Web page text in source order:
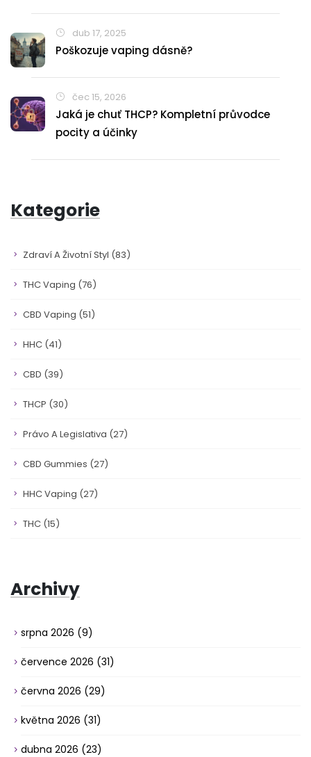
dub 17, 2025
Poškozuje vaping dásně?
čec 15, 2026
Jaká je chuť THCP? Kompletní průvodce
pocity a účinky
Kategorie
Zdraví A Životní Styl (83)
THC Vaping (76)
CBD Vaping (51)
HHC (41)
CBD (39)
THCP (30)
Právo A Legislativa (27)
CBD Gummies (27)
HHC Vaping (27)
THC (15)
Archivy
srpna 2026 (9)
července 2026 (31)
června 2026 (29)
května 2026 (31)
dubna 2026 (23)